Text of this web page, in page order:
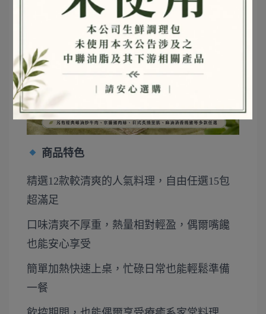
商品特色
精選12款較清爽的人氣料理，自由任選15包
超滿足
口味清爽不厚重，熱量相對輕盈，偶爾嘴饞
也能安心享受
簡單加熱快速上桌，忙碌日常也能輕鬆準備
一餐